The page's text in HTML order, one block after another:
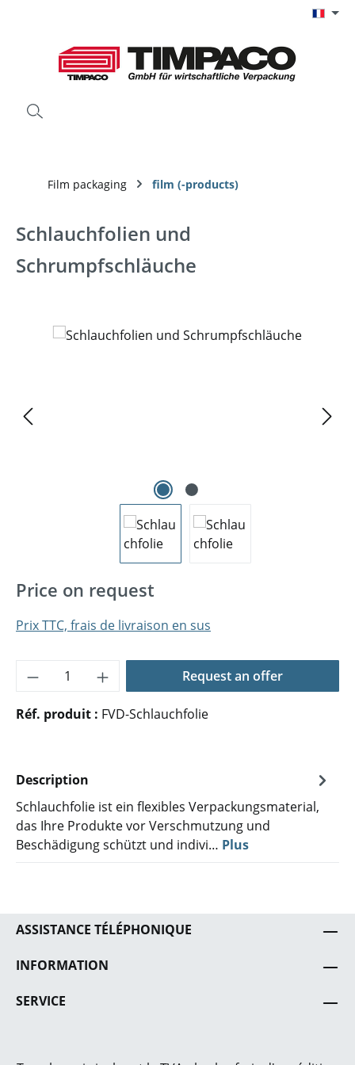
Film packaging film (-products)
Schlauchfolien und
Schrumpfschläuche
Ignorer la galerie d'images
Price on request
Prix TTC, frais de livraison en sus
Quantité de produit : Entrez la
Request an offer
Réf. produit : FVD-Schlauchfolie
Description
Schlauchfolie ist ein flexibles Verpackungsmaterial,
das Ihre Produkte vor Verschmutzung und
Beschädigung schützt und indivi… Plus
ASSISTANCE TÉLÉPHONIQUE
INFORMATION
SERVICE